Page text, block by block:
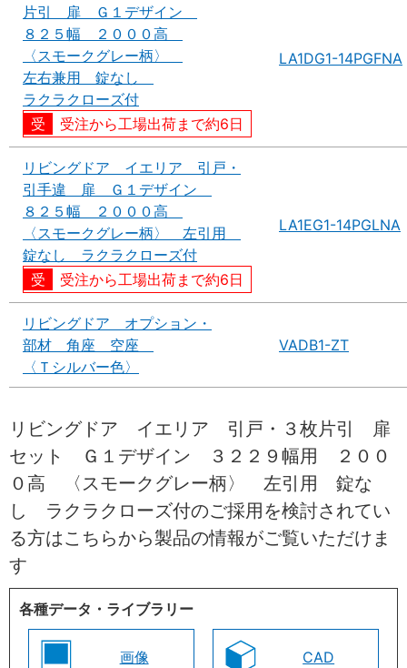
片引 扉 Ｇ１デザイン
８２５幅 ２０００高
〈スモークグレー柄〉
左右兼用 錠なし
ラクラクローズ付
受注から工場出荷まで約6日
LA1DG1-14PGFNA
リビングドア イエリア 引戸・
引手違 扉 Ｇ１デザイン
８２５幅 ２０００高
〈スモークグレー柄〉 左引用
錠なし ラクラクローズ付
受注から工場出荷まで約6日
LA1EG1-14PGLNA
リビングドア オプション・
部材 角座 空座
〈Ｔシルバー色〉
VADB1-ZT
リビングドア イエリア 引戸・３枚片引 扉
セット Ｇ１デザイン ３２２９幅用 ２００
０高 〈スモークグレー柄〉 左引用 錠な
し ラクラクローズ付のご採用を検討されてい
る方はこちらから製品の情報がご覧いただけま
す
各種データ・ライブラリー
画像 CAD